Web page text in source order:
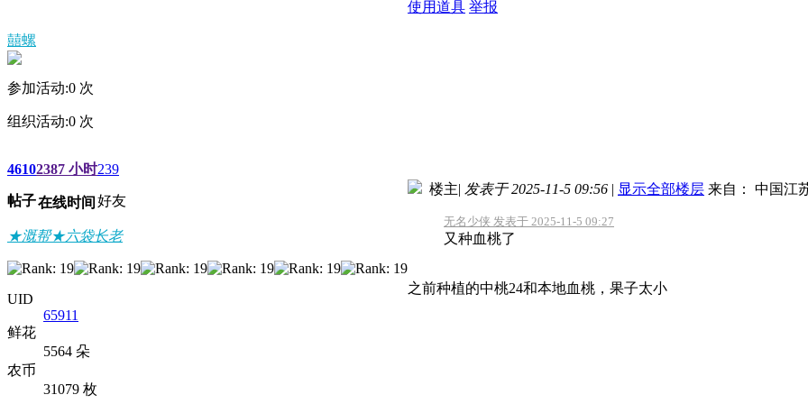
使用道具 举报
囍螺
参加活动:0 次
组织活动:0 次
4610
帖子
2387 小时
在线时间
239
好友
★溉帮★六袋长老
UID
65911
鲜花
5564 朵
农币
31079 枚
楼主| 发表于 2025-11-5 09:56 | 显示全部楼层 来自： 中国江
无名少侠 发表于 2025-11-5 09:27
又种血桃了
之前种植的中桃24和本地血桃，果子太小